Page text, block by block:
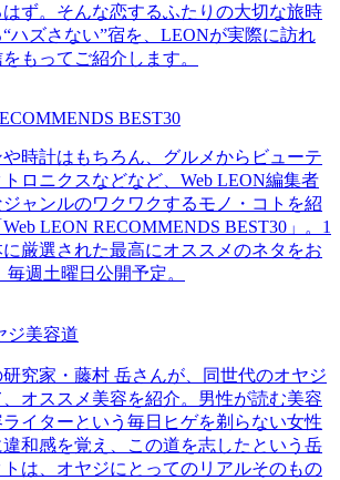
ず。そんな恋するふたりの大切な旅時
ハズさない”宿を、LEONが実際に訪れ
もってご紹介します。
BEST30
時計はもちろん、グルメからビューテ
ロニクスなどなど、Web LEON編集者
ャンルのワクワクするモノ・コトを紹
LEON RECOMMENDS BEST30」。1
厳選された最高にオススメのネタをお
毎週土曜日公開予定。
ジ美容道
研究家・藤村 岳さんが、同世代のオヤジ
オススメ美容を紹介。男性が読む美容
イターという毎日ヒゲを剃らない女性
和感を覚え、この道を志したという岳
は、オヤジにとってのリアルそのもの